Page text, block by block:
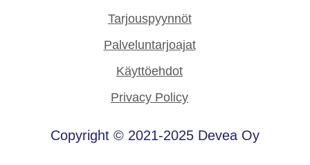
Tarjouspyynnöt
Palveluntarjoajat
Käyttöehdot
Privacy Policy
Copyright © 2021-2025 Devea Oy